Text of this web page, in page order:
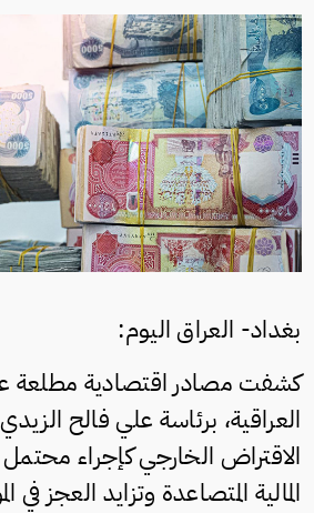
بغداد- العراق اليوم:
كشفت مصادر اقتصادية مطلعة
العراقية، برئاسة علي فالح
الاقتراض الخارجي كإجراء
المالية المتصاعدة وتزايد العجز في